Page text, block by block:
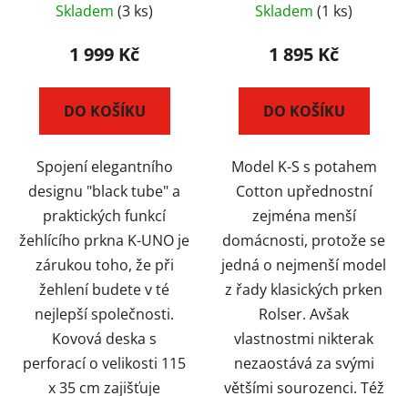
x 35 cm, fialové
Skladem (3 ks)
1 999 Kč
DO KOŠÍKU
Spojení elegantního
designu "black tube" a
praktických funkcí
žehlícího prkna K-UNO je
zárukou toho, že při
žehlení budete v té
nejlepší společnosti.
Kovová deska s
perforací o velikosti 115
x 35 cm zajišťuje
červené
Skladem (1 ks)
1 895 Kč
DO KOŠÍKU
Model K-S s potahem
Cotton upřednostní
zejména menší
domácnosti, protože se
jedná o nejmenší model
z řady klasických prken
Rolser. Avšak
vlastnostmi nikterak
nezaostává za svými
většími sourozenci. Též